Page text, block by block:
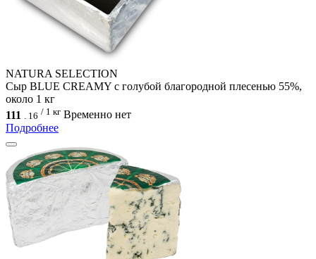
NATURA SELECTION
Сыр BLUE CREAMY с голубой благородной плесенью 55%,
около 1 кг
111
16 / 1 кг Временно нет
Подробнее